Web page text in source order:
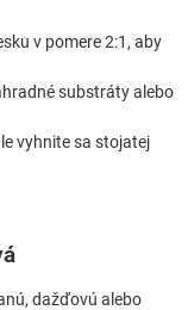
v pomere 2:1, aby
substráty alebo
vyhnite sa stojatej
dažďovú alebo